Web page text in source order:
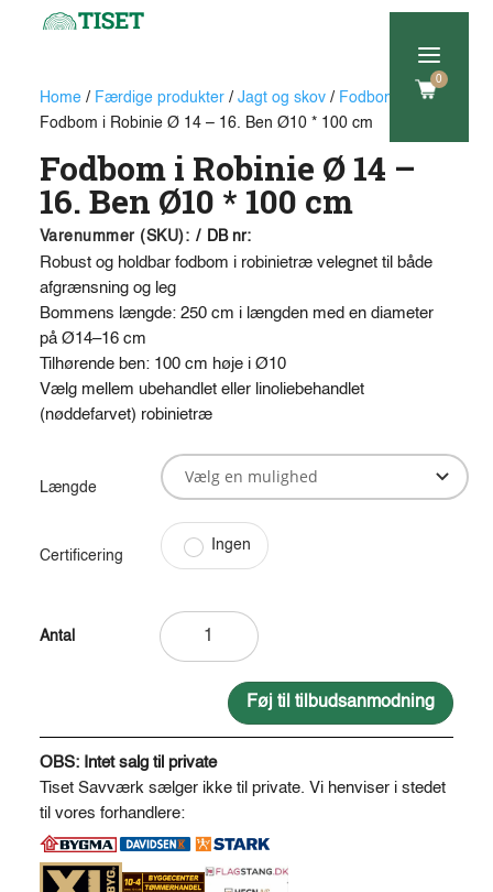
a
0
Home/ Færdige produkter/ Jagt og skov/ Fodbomme /
Fodbom i Robinie Ø 14 – 16. Ben Ø10 * 100 cm
Fodbom i Robinie Ø 14 –
16. Ben Ø10 * 100 cm
Varenummer (SKU): / DB nr:
Robust og holdbar fodbom i robinietræ velegnet til både
afgrænsning og leg
Bommens længde: 250 cm i længden med en diameter
på Ø14–16 cm
Tilhørende ben: 100 cm høje i Ø10
Vælg mellem ubehandlet eller linoliebehandlet
(nøddefarvet) robinietræ
Længde
Certificering
Ingen
100
Føj til tilbudsanmodning
A
l
t
e
r
n
OBS: Intet salg til private
Tiset Savværk sælger ikke til private. Vi henviser i stedet
til vores forhandlere: